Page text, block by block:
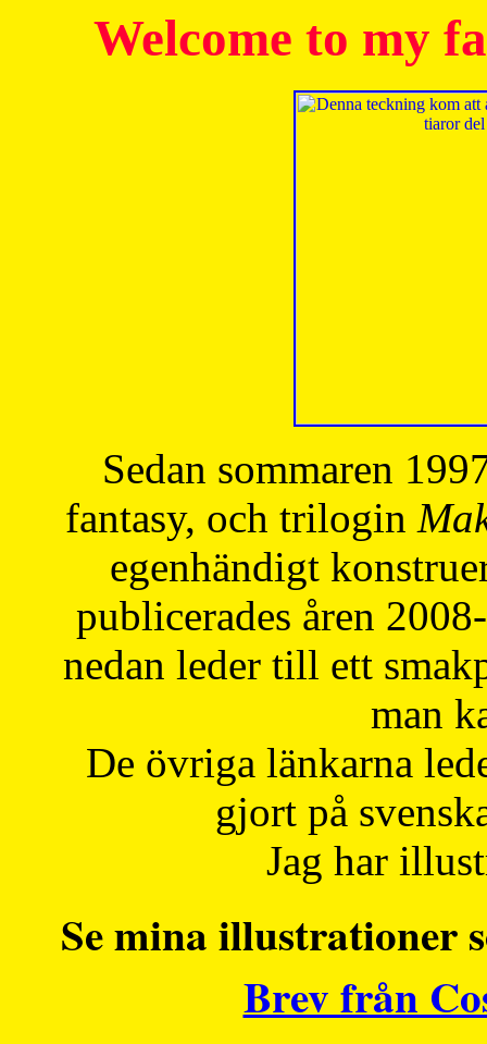
Welcome to my
Sedan sommaren
fantasy, och trilogin
egenhändigt
publicerades åren
nedan leder till ett
man
De övriga länkarna
gjort på
Jag har
Se mina illustrationer
Brev från